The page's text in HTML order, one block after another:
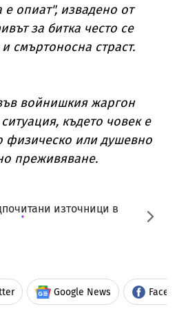
е опиат", извадено от
за битка често се
смъртоносна страст.
войнишкия жаргон
където човек е
физическо или душевно
преживяване.
източници в
Google News